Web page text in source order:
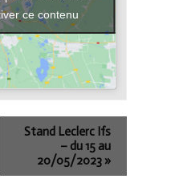
ce contenu
Stand Leclerc Ifs
– du 15 au
20/05/2023 »